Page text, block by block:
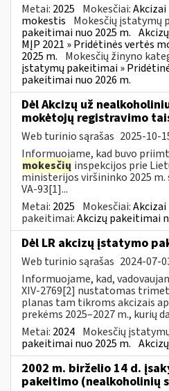
Metai: 2025 Mokesčiai:Akcizai
mokestis Mokesčių įstatymų
pakeitimai nuo 2025 m.
MĮP 2021 » Pridėtinės vertės
2025 m. Mokesčių žinyno
įstatymų pakeitimai »
pakeitimai nuo 2026 m.
Dėl Akcizų už
mokėtojų registravimo
Web turinio sąrašas 2025-10-
Informuojame, kad buvo
mokesčių inspekcijos prie
ministerijos viršininko 2025 m.
VA-93[1]...
Metai: 2025 Mokesčiai:Akcizai
pakeitimai:Akcizų pakeitimai
Dėl LR akcizų įstatymo
Web turinio sąrašas 2024-07-
Informuojame, kad,
XIV-2769[2] nustatomas
planas tam tikroms akcizais
prekėms 2025–2027 m., kurių
Metai: 2024 Mokesčių
pakeitimai nuo 2025 m.
2002 m. birželio 14 d.
pakeitimo (nealkoholinių